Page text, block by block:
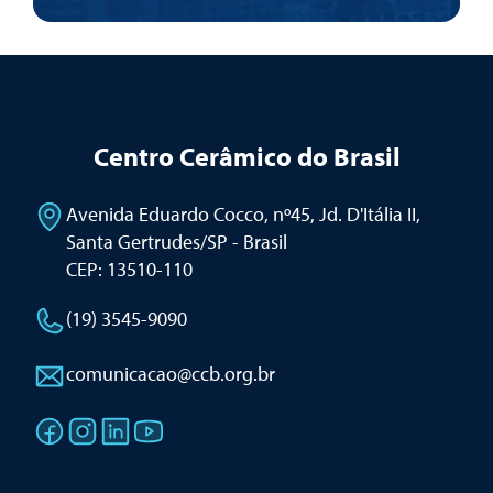
Centro Cerâmico do Brasil
Avenida Eduardo Cocco, nº45, Jd. D'Itália II,
Santa Gertrudes/SP - Brasil
CEP: 13510-110
(19) 3545-9090
comunicacao@ccb.org.br